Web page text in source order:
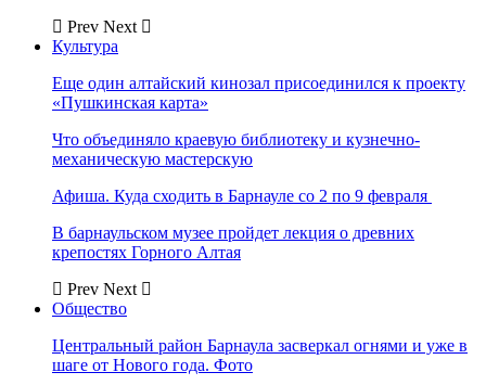
Prev Next
Культура
Еще один алтайский кинозал присоединился к проекту
«Пушкинская карта»
Что объединяло краевую библиотеку и кузнечно-
механическую мастерскую
Афиша. Куда сходить в Барнауле со 2 по 9 февраля
В барнаульском музее пройдет лекция о древних
крепостях Горного Алтая
Prev Next
Общество
Центральный район Барнаула засверкал огнями и уже в
шаге от Нового года. Фото